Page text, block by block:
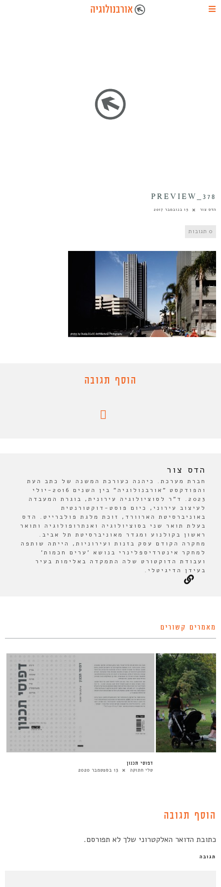
PREVIEW_378
הדס צור 15 בנובמבר 2017
0 תגובות
הוסף תגובה
הדס צור
חברת מערכת. כיהנה כעורכת המשנה של כתב העת
והפודקסט "אורבנולוגיה" בין השנים 2016-יולי
2023. ד"ר לסוציולוגיה עירונית, בוגרת המעבדה
לעיצוב עירוני, כיום פוסט-דוקטורנטית
באוניברסיטת הארוורד, זוכת מלגת פולברייט. הדס
בעלת תואר שני בסוציולוגיה ואנתרופולוגיה ותואר
ראשון בקולנוע ומגדר מאוניברסיטת תל אביב.
מחקרה הקודם עסק בזנות ועירוניות, הייתה שותפה
למחקר אינטרדיספלינרי בנושא 'ערים חכמות'
ועבודת הדוקטורט שלה התמקדה באלימות בעיר
בעידן הדיגיטלי.
מאמרים קשורים
דפוסי תכנון
טלי חתוקה 13 בספטמבר 2020
הוסף תגובה
כתובת הדואר האלקטרוני שלך לא תפורסם.
תגובה